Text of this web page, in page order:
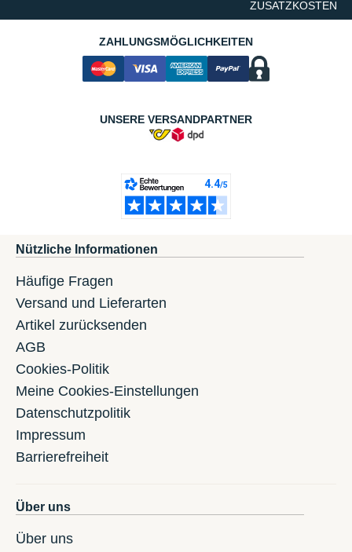
ZUSATZKOSTEN
ZAHLUNGSMÖGLICHKEITEN
UNSERE VERSANDPARTNER
Nützliche Informationen
Häufige Fragen
Versand und Lieferarten
Artikel zurücksenden
AGB
Cookies-Politik
Meine Cookies-Einstellungen
Datenschutzpolitik
Impressum
Barrierefreiheit
Über uns
Über uns